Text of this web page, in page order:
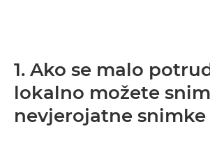
1. Ako se malo
lokalno možete
nevjerojatne snimke